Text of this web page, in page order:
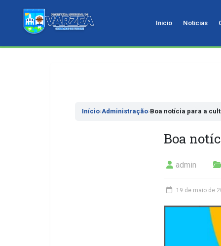
Inicio Noticias
Início›Administração›Boa notícia para a
Boa
admin
19 de maio de